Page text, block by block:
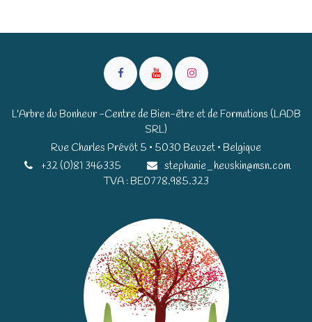
L'Arbre du Bonheur -Centre de Bien-être et de Formations (LADB
SRL)
Rue Charles Prévôt 5 • 5030 Beuzet • Belgique​​
+32 (0)81 346335
stephanie_heuskin@msn.com
TVA : BE0778.985.323